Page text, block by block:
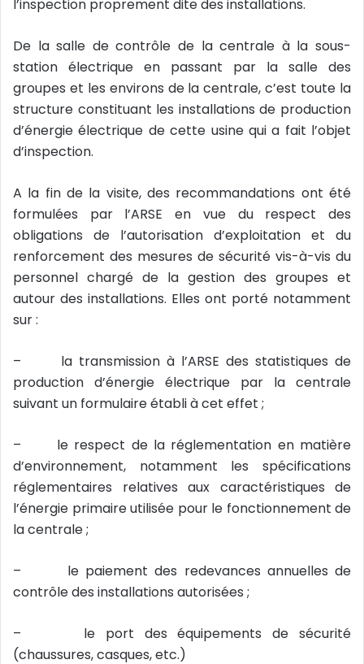
l’inspection proprement dite des installations.
De la salle de contrôle de la centrale à la sous-
station électrique en passant par la salle des
groupes et les environs de la centrale, c’est toute la
structure constituant les installations de production
d’énergie électrique de cette usine qui a fait l’objet
d’inspection.
A la fin de la visite, des recommandations ont été
formulées par l’ARSE en vue du respect des
obligations de l’autorisation d’exploitation et du
renforcement des mesures de sécurité vis-à-vis du
personnel chargé de la gestion des groupes et
autour des installations. Elles ont porté notamment
sur :
– la transmission à l’ARSE des statistiques de
production d’énergie électrique par la centrale
suivant un formulaire établi à cet effet ;
– le respect de la réglementation en matière
d’environnement, notamment les spécifications
réglementaires relatives aux caractéristiques de
l’énergie primaire utilisée pour le fonctionnement de
la centrale ;
– le paiement des redevances annuelles de
contrôle des installations autorisées ;
– le port des équipements de sécurité
(chaussures, casques, etc.)